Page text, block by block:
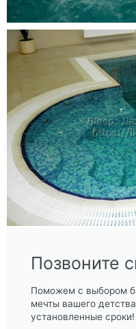
Позвоните
Поможем с выбором
мечты вашего
установленные сроки!